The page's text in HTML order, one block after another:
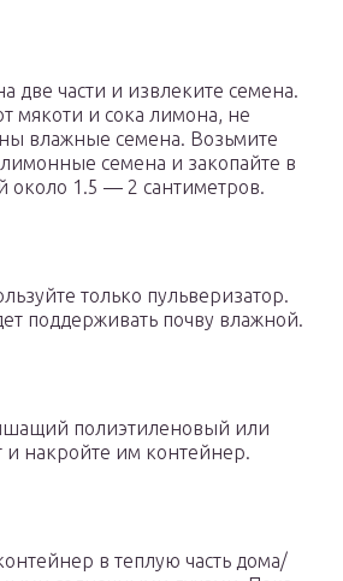
две части и извлеките семена.
мякоти и сока лимона, не
влажные семена. Возьмите
семена и закопайте в
около 1.5 — 2 сантиметров.
только пульверизатор.
поддерживать почву влажной.
полиэтиленовый или
и накройте им контейнер.
в теплую часть дома/